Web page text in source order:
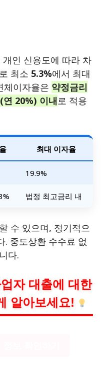
인 신용도에 따라 차
최소 5.3%에서 최대
체이자율은 약정금리
연 20%) 이내로 적용
최대 이자율
19.9%
법정 최고금리 내
수 있으며, 정기적으
. 중도상환 수수료 없
다.
자 대출에 대한
알아보세요!